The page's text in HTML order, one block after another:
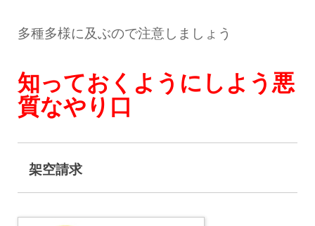
多種多様に及ぶので注意しましょう
知っておくようにしよう悪
質なやり口
架空請求